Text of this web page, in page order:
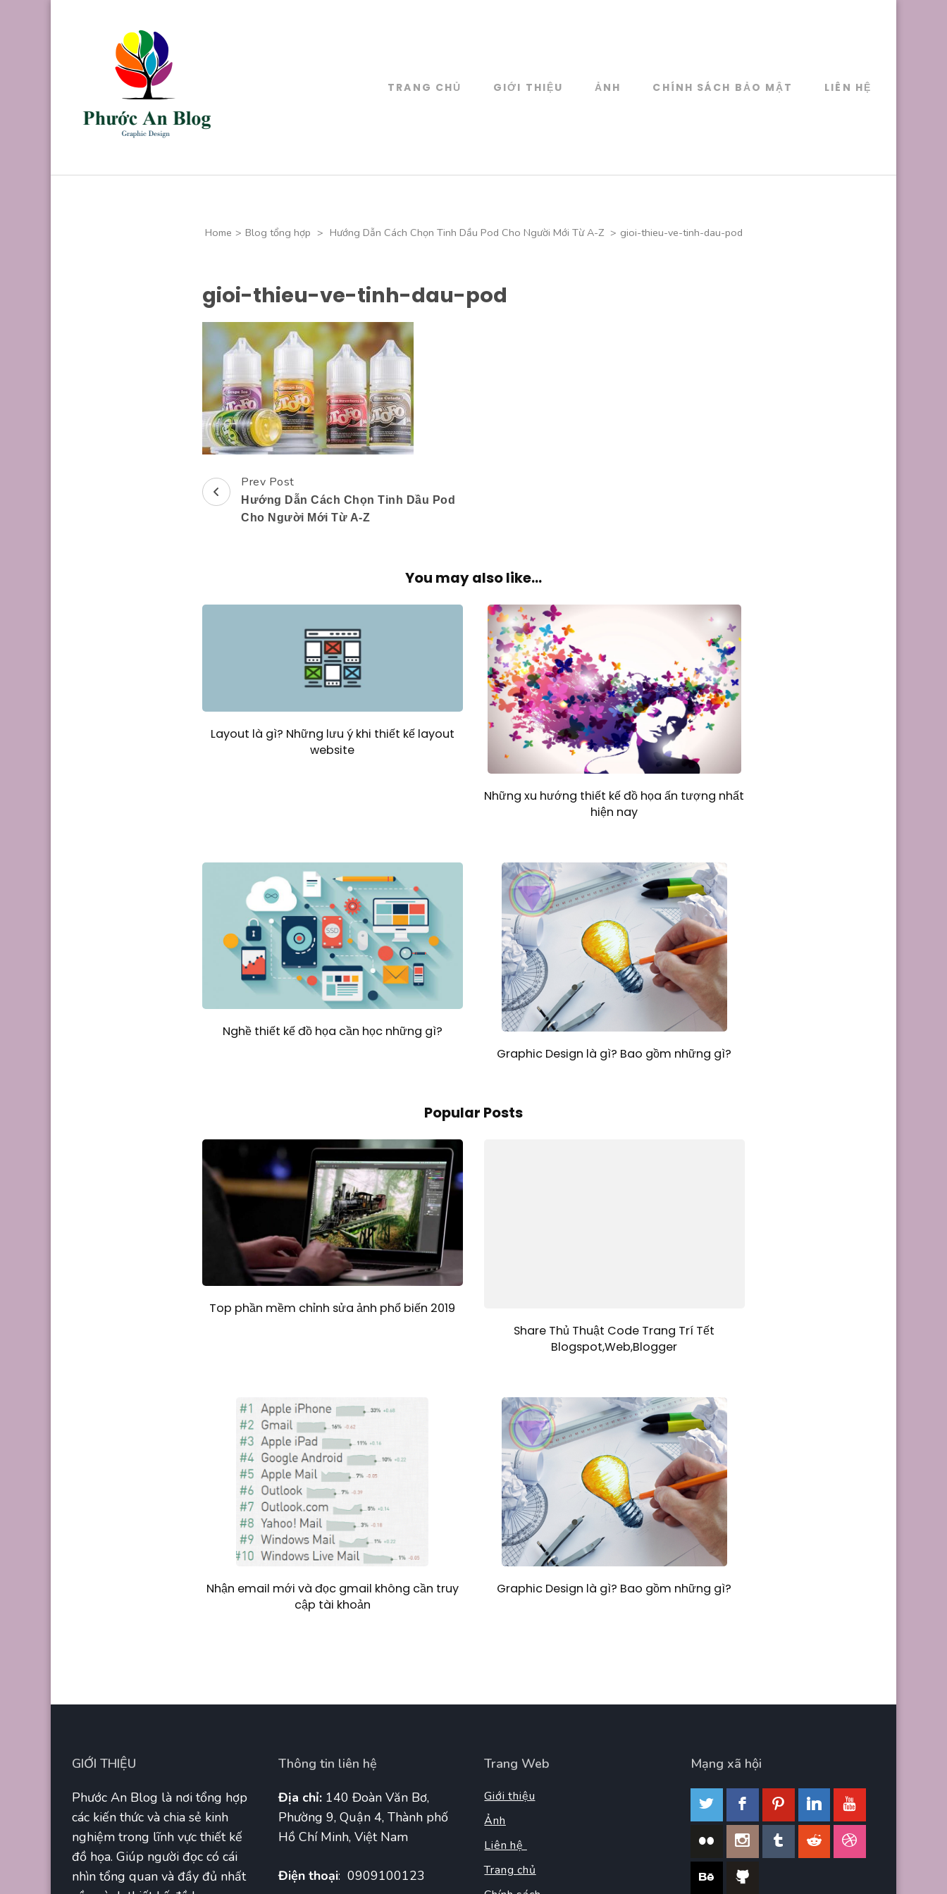
TRANG CHỦ GIỚI THIỆU ẢNH CHÍNH SÁCH BẢO MẬT LIÊN HỆ
Home > Blog tổng hợp > Hướng Dẫn Cách Chọn Tinh Dầu Pod Cho Người Mới Từ A-Z > gioi-thieu-ve-tinh-dau-pod
gioi-thieu-ve-tinh-dau-pod
Post
Navigation
Prev Post
Hướng Dẫn Cách Chọn Tinh Dầu Pod
Cho Người Mới Từ A-Z
You may also like...
Layout là gì? Những lưu ý khi thiết kế layout
website
Những xu hướng thiết kế đồ họa ấn tượng nhất
hiện nay
Nghề thiết kế đồ họa cần học những gì?
Graphic Design là gì? Bao gồm những gì?
Popular Posts
Top phần mềm chỉnh sửa ảnh phổ biến 2019
Share Thủ Thuật Code Trang Trí Tết
Blogspot,Web,Blogger
Nhận email mới và đọc gmail không cần truy
cập tài khoản
Graphic Design là gì? Bao gồm những gì?
GIỚI THIỆU
Phước An Blog là nơi tổng hợp
các kiến thức và chia sẻ kinh
nghiệm trong lĩnh vực thiết kế
đồ họa. Giúp người đọc có cái
nhìn tổng quan và đầy đủ nhất
Thông tin liên hệ
Địa chỉ: 140 Đoàn Văn Bơ,
Phường 9, Quận 4, Thành phố
Hồ Chí Minh, Việt Nam
Điện thoại: 0909100123
Trang Web
Giới thiệu
Ảnh
Liên hệ
Trang chủ
Mạng xã hội